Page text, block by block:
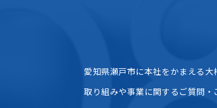
愛知県瀬戸市に本社をかまえる
取り組みや事業に関するご質問